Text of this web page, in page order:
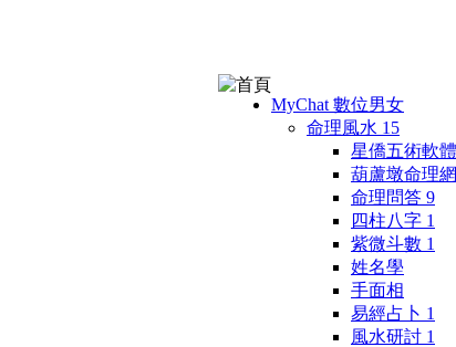
MyChat 數位男女
命理風水 15
星僑五術軟體
葫蘆墩命理網
命理問答 9
四柱八字 1
紫微斗數 1
姓名學
手面相
易經占卜 1
風水研討 1